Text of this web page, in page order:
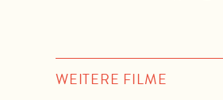
WEITERE FILME